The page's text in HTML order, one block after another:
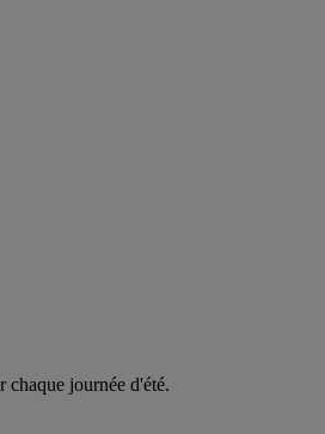
chaque journée d'été.